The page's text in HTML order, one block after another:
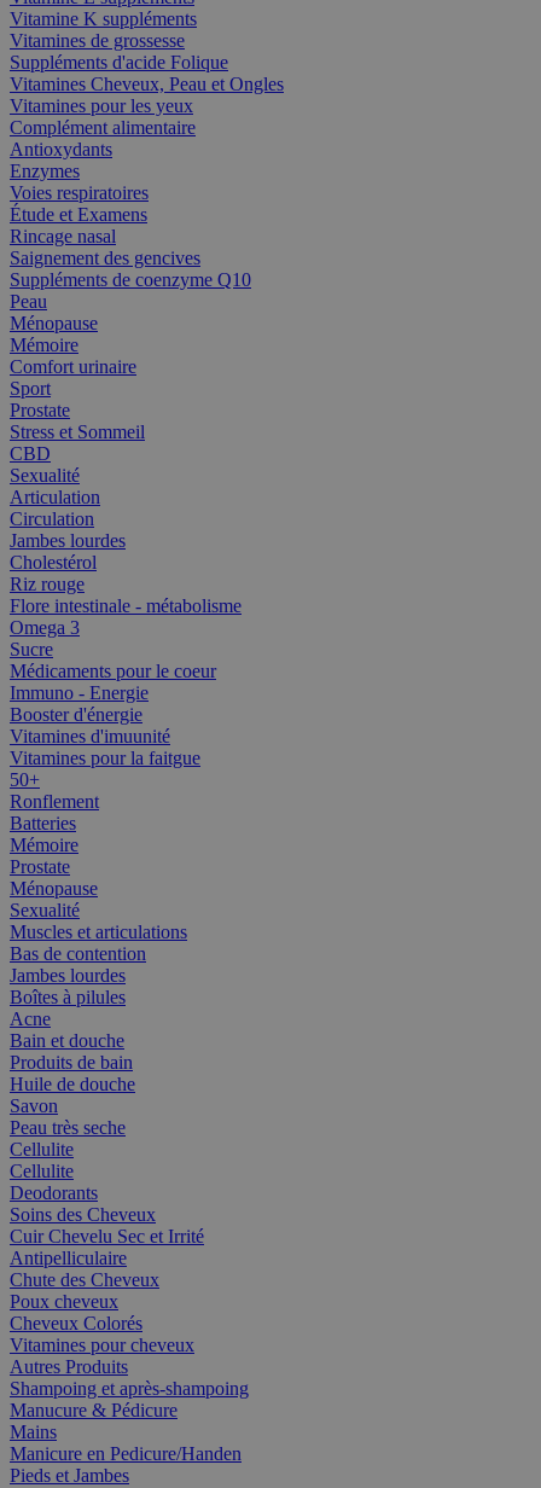
Vitamine K suppléments
Vitamines de grossesse
Suppléments d'acide Folique
Vitamines Cheveux, Peau et Ongles
Vitamines pour les yeux
Complément alimentaire
Antioxydants
Enzymes
Voies respiratoires
Étude et Examens
Rincage nasal
Saignement des gencives
Suppléments de coenzyme Q10
Peau
Ménopause
Mémoire
Comfort urinaire
Sport
Prostate
Stress et Sommeil
CBD
Sexualité
Articulation
Circulation
Jambes lourdes
Cholestérol
Riz rouge
Flore intestinale - métabolisme
Omega 3
Sucre
Médicaments pour le coeur
Immuno - Energie
Booster d'énergie
Vitamines d'imuunité
Vitamines pour la faitgue
50+
Ronflement
Batteries
Mémoire
Prostate
Ménopause
Sexualité
Muscles et articulations
Bas de contention
Jambes lourdes
Boîtes à pilules
Acne
Bain et douche
Produits de bain
Huile de douche
Savon
Peau très seche
Cellulite
Cellulite
Deodorants
Soins des Cheveux
Cuir Chevelu Sec et Irrité
Antipelliculaire
Chute des Cheveux
Poux cheveux
Cheveux Colorés
Vitamines pour cheveux
Autres Produits
Shampoing et après-shampoing
Manucure & Pédicure
Mains
Manicure en Pedicure/Handen
Pieds et Jambes